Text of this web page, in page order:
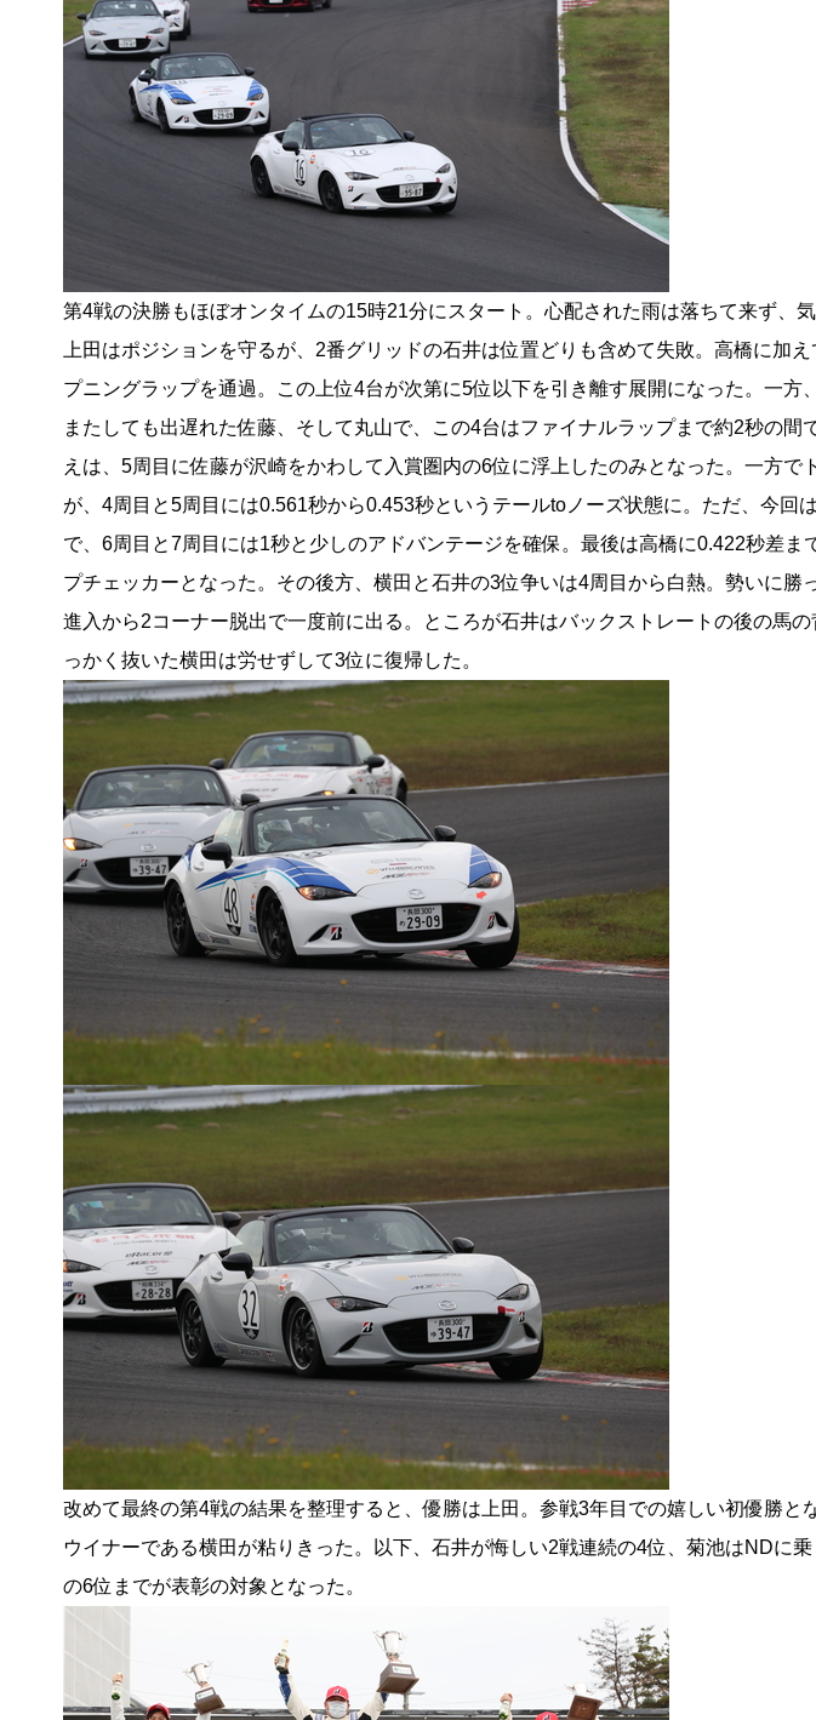
第4戦の決勝もほぼオンタイムの15時21分にスタート。心配された雨は落ちて来ず、
上田はポジションを守るが、2番グリッドの石井は位置どりも含めて失敗。高橋に加
プニングラップを通過。この上位4台が次第に5位以下を引き離す展開になった。一方
またしても出遅れた佐藤、そして丸山で、この4台はファイナルラップまで約2秒の間
えは、5周目に佐藤が沢崎をかわして入賞圏内の6位に浮上したのみとなった。一方で
が、4周目と5周目には0.561秒から0.453秒というテールtoノーズ状態に。ただ、今回
で、6周目と7周目には1秒と少しのアドバンテージを確保。最後は高橋に0.422秒差ま
プチェッカーとなった。その後方、横田と石井の3位争いは4周目から白熱。勢いに勝
進入から2コーナー脱出で一度前に出る。ところが石井はバックストレートの後の馬
っかく抜いた横田は労せずして3位に復帰した。
改めて最終の第4戦の結果を整理すると、優勝は上田。参戦3年目での嬉しい初優勝と
ウイナーである横田が粘りきった。以下、石井が悔しい2戦連続の4位、菊池はNDに
の6位までが表彰の対象となった。